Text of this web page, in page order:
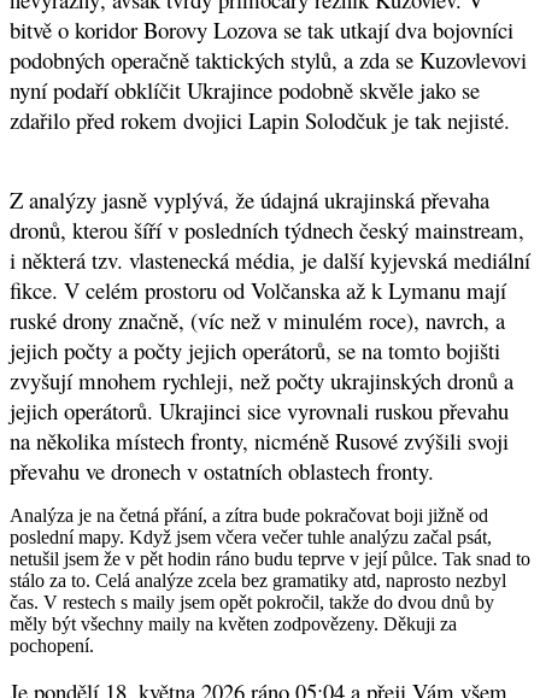
bitvě o koridor Borovy Lozova se tak utkají dva bojovníci
podobných operačně taktických stylů, a zda se Kuzovlevovi
nyní podaří obklíčit Ukrajince podobně skvěle jako se
zdařilo před rokem dvojici Lapin Solodčuk je tak nejisté.
Z analýzy jasně vyplývá, že údajná ukrajinská převaha
dronů, kterou šíří v posledních týdnech český mainstream,
i některá tzv. vlastenecká média, je další kyjevská mediální
fikce. V celém prostoru od Volčanska až k Lymanu mají
ruské drony značně, (víc než v minulém roce), navrch, a
jejich počty a počty jejich operátorů, se na tomto bojišti
zvyšují mnohem rychleji, než počty ukrajinských dronů a
jejich operátorů. Ukrajinci sice vyrovnali ruskou převahu
na několika místech fronty, nicméně Rusové zvýšili svoji
převahu ve dronech v ostatních oblastech fronty.
Analýza je na četná přání, a zítra bude pokračovat boji jižně od
poslední mapy. Když jsem včera večer tuhle analýzu začal psát,
netušil jsem že v pět hodin ráno budu teprve v její půlce. Tak snad to
stálo za to. Celá analýze zcela bez gramatiky atd, naprosto nezbyl
čas. V restech s maily jsem opět pokročil, takže do dvou dnů by
měly být všechny maily na květen zodpovězeny. Děkuji za
pochopení.
Je pondělí 18. května 2026 ráno 05:04 a přeji Vám všem